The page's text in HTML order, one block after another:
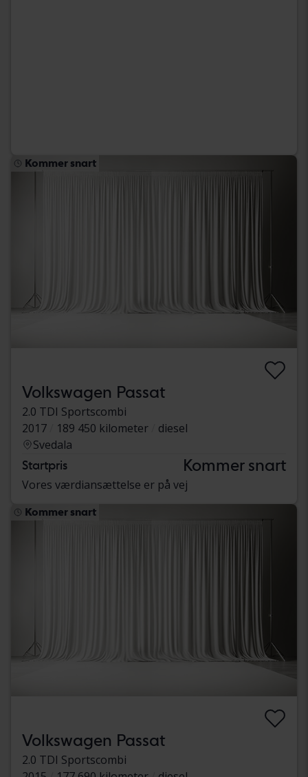
Kommer snart
Volkswagen Passat
2.0 TDI Sportscombi
2017
189 450 kilometer
diesel
Svedala
Startpris Kommer snart
Vores værdiansættelse er på vej
Kommer snart
Volkswagen Passat
2.0 TDI Sportscombi